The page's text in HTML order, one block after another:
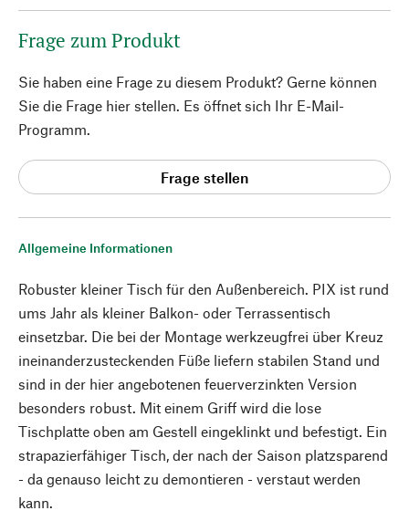
Allgemeine Informationen
Robuster kleiner Tisch für den Außenbereich. PIX ist rund
ums Jahr als kleiner Balkon- oder Terrassentisch
einsetzbar. Die bei der Montage werkzeugfrei über Kreuz
ineinanderzusteckenden Füße liefern stabilen Stand und
sind in der hier angebotenen feuerverzinkten Version
besonders robust. Mit einem Griff wird die lose
Tischplatte oben am Gestell eingeklinkt und befestigt. Ein
strapazierfähiger Tisch, der nach der Saison platzsparend
- da genauso leicht zu demontieren - verstaut werden
kann.
Frage zum Produkt
Sie haben eine Frage zu diesem Produkt? Gerne können
Sie die Frage hier stellen. Es öffnet sich Ihr E-Mail-
Programm.
Frage stellen